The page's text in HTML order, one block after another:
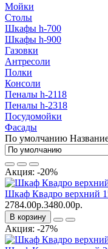
Мойки
Столы
Шкафы h-700
Шкафы h-900
Газовки
Антресоли
Полки
Консоли
Пеналы h-2118
Пеналы h-2318
Посудомойки
Фасады
По умолчанию
Акция: -20%
Шкаф Квадро верхний
2784.00р.3480.00р.
В корзину
Акция: -27%